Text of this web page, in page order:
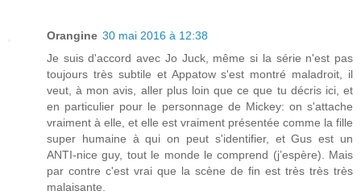
Orangine 30 mai 2016 à 12:38
Je suis d'accord avec Jo Juck, même si la série n'est pas
toujours très subtile et Appatow s'est montré maladroit, il
veut, à mon avis, aller plus loin que ce que tu décris ici, et
en particulier pour le personnage de Mickey: on s'attache
vraiment à elle, et elle est vraiment présentée comme la fille
super humaine à qui on peut s'identifier, et Gus est un
ANTI-nice guy, tout le monde le comprend (j’espère). Mais
par contre c'est vrai que la scène de fin est très très très
malaisante.